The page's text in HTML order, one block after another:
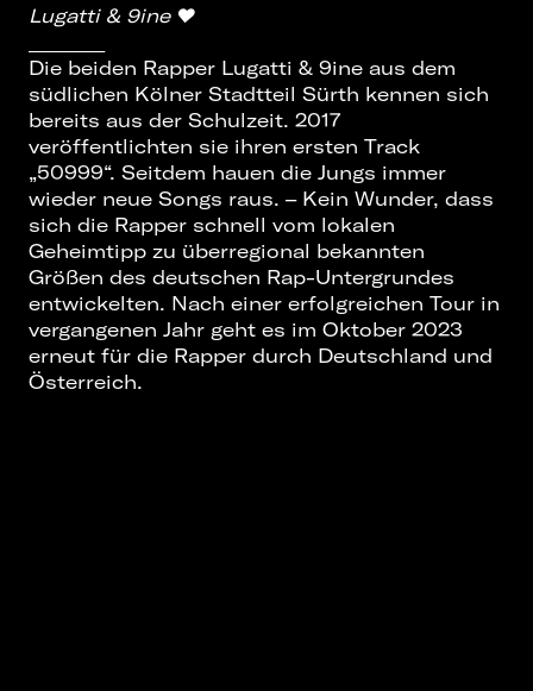
Lugatti & 9ine ❤️
Die beiden Rapper Lugatti & 9ine aus dem
südlichen Kölner Stadtteil Sürth kennen sich
bereits aus der Schulzeit. 2017
veröffentlichten sie ihren ersten Track
„50999“. Seitdem hauen die Jungs immer
wieder neue Songs raus. – Kein Wunder, dass
sich die Rapper schnell vom lokalen
Geheimtipp zu überregional bekannten
Größen des deutschen Rap-Untergrundes
entwickelten. Nach einer erfolgreichen Tour in
vergangenen Jahr geht es im Oktober 2023
erneut für die Rapper durch Deutschland und
Österreich.